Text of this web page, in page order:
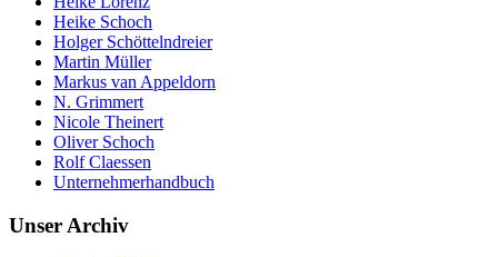
Heike Schoch
Holger Schöttelndreier
Martin Müller
Markus van Appeldorn
N. Grimmert
Nicole Theinert
Oliver Schoch
Rolf Claessen
Unternehmerhandbuch
Unser Archiv